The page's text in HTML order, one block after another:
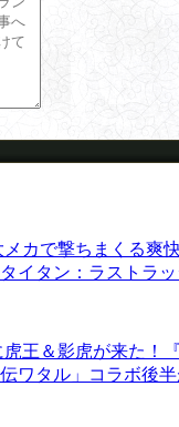
メカで撃ちまくる爽
イタン：ラストラッ
王＆影虎が来た！
ワタル」コラボ後半